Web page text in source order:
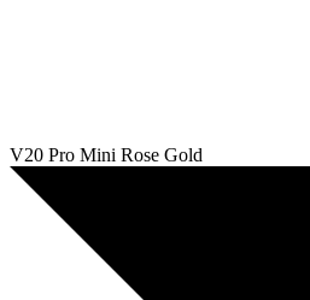
V20 Pro Mini Rose Gold